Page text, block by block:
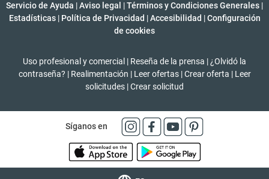
Servicio de Ayuda |Aviso legal |Términos y Condiciones Generales |
Estadísticas | Política de Privacidad | Accesibilidad | Configuración
de cookies
Uso profesional y comercial | Reseña de la prensa | ¿Olvidó la
contraseña? | Realimentación | Leer ofertas | Crear oferta | Leer
solicitudes |Crear solicitud
Síganos en